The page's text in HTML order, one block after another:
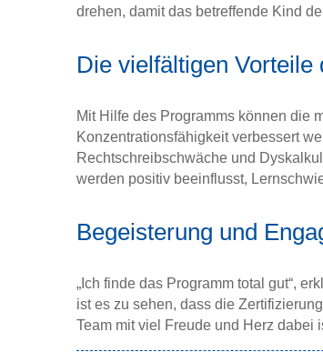
drehen, damit das betreffende Kind
Die vielfältigen
Mit Hilfe des Programms können die
Konzentrationsfähigkeit verbessert
Rechtschreibschwäche und
werden positiv beeinflusst,
Begeisterung und
„Ich finde das Programm total gut“,
ist es zu sehen, dass die
Team mit viel Freude und Herz dabei